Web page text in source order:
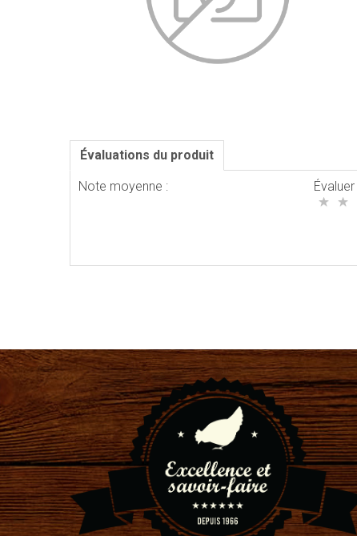
Évaluations du produit
Note moyenne :